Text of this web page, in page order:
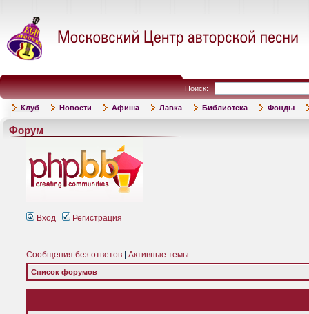
Поиск:
Клуб Новости Афиша Лавка Библиотека Фонды
Форум
Вход Регистрация
Сообщения без ответов Активные темы
Список форумов